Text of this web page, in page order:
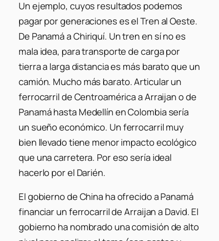
Un ejemplo, cuyos resultados podemos
pagar por generaciones es el Tren al Oeste.
De Panamá a Chiriquí. Un tren en sí no es
mala idea, para transporte de carga por
tierra a larga distancia es más barato que un
camión. Mucho más barato. Articular un
ferrocarril de Centroamérica a Arraijan o de
Panamá hasta Medellín en Colombia sería
un sueño económico. Un ferrocarril muy
bien llevado tiene menor impacto ecológico
que una carretera. Por eso sería ideal
hacerlo por el Darién.
El gobierno de China ha ofrecido a Panamá
financiar un ferrocarril de Arraijan a David. El
gobierno ha nombrado una comisión de alto